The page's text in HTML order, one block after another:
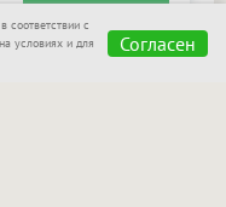
Подписаться
соответствии с
условиях и для
Согласен